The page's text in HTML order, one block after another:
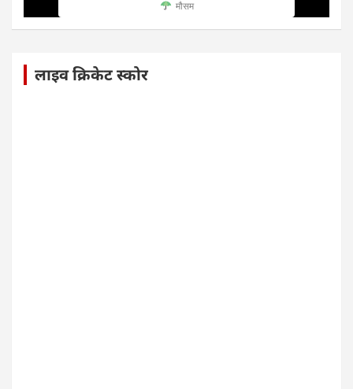
मौसम
लाइव क्रिकेट स्कोर